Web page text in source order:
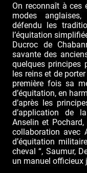
On reconnaît à ces
modes
défendu les
l’équitation
Ducroc de
savante des
quelques principes
les reins et de
première fois sa
d’équitation, en
d’après les
d’application de
Anselin et
collaboration avec
d’équitation
cheval “, Saumur,
un manuel officieux